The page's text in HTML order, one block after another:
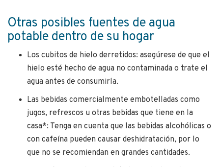
Otras posibles fuentes de agua
potable dentro de su hogar
Los cubitos de hielo derretidos: asegúrese de que el
hielo esté hecho de agua no contaminada o trate el
agua antes de consumirla.
Las bebidas comercialmente embotelladas como
jugos, refrescos u otras bebidas que tiene en la
casa*: Tenga en cuenta que las bebidas alcohólicas o
con cafeína pueden causar deshidratación, por lo
que no se recomiendan en grandes cantidades.